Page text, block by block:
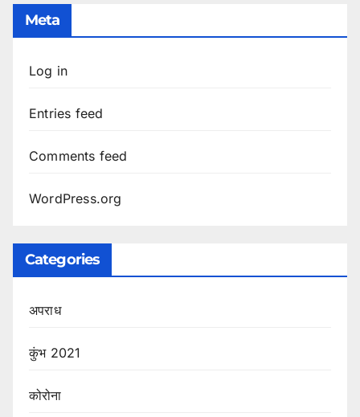
Meta
Log in
Entries feed
Comments feed
WordPress.org
Categories
अपराध
कुंभ 2021
कोरोना